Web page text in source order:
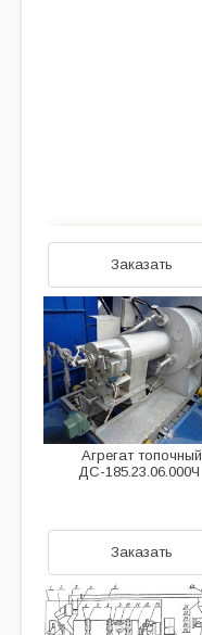
Заказать
Агрегат топочный
ДС-185.23.06.000Ч
Заказать